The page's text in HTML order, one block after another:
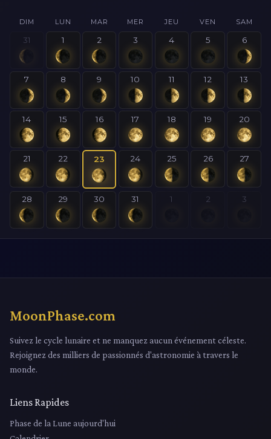
DIM LUN MAR MER JEU VEN SAM
31 1 2 3 4 5 6
7 8 9 10 11 12 13
14 15 16 17 18 19 20
21 22 23 24 25 26 27
28 29 30 31 1 2 3
MoonPhase.com
Suivez le cycle lunaire et ne manquez aucun événement céleste.
Rejoignez des milliers de passionnés d'astronomie à travers le
monde.
Liens Rapides
Phase de la Lune aujourd'hui